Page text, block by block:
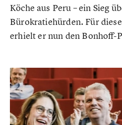
Köche aus Peru – ein Sieg
Bürokratiehürden. Für
erhielt er nun den Bonhoff-